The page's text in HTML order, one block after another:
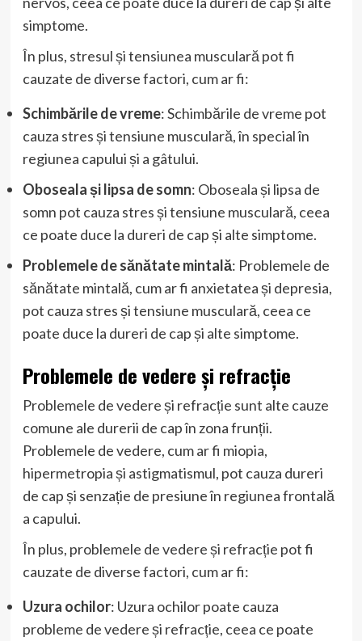
simptome.
În plus, stresul și tensiunea musculară pot fi
cauzate de diverse factori, cum ar fi:
Schimbările de vreme: Schimbările de vreme pot
cauza stres și tensiune musculară, în special în
regiunea capului și a gâtului.
Oboseala și lipsa de somn: Oboseala și lipsa de
somn pot cauza stres și tensiune musculară, ceea
ce poate duce la dureri de cap și alte simptome.
Problemele de sănătate mintală: Problemele de
sănătate mintală, cum ar fi anxietatea și depresia,
pot cauza stres și tensiune musculară, ceea ce
poate duce la dureri de cap și alte simptome.
Problemele de vedere și refracție
Problemele de vedere și refracție sunt alte cauze
comune ale durerii de cap în zona frunții.
Problemele de vedere, cum ar fi miopia,
hipermetropia și astigmatismul, pot cauza dureri
de cap și senzație de presiune în regiunea frontală
a capului.
În plus, problemele de vedere și refracție pot fi
cauzate de diverse factori, cum ar fi:
Uzura ochilor: Uzura ochilor poate cauza
probleme de vedere și refracție, ceea ce poate